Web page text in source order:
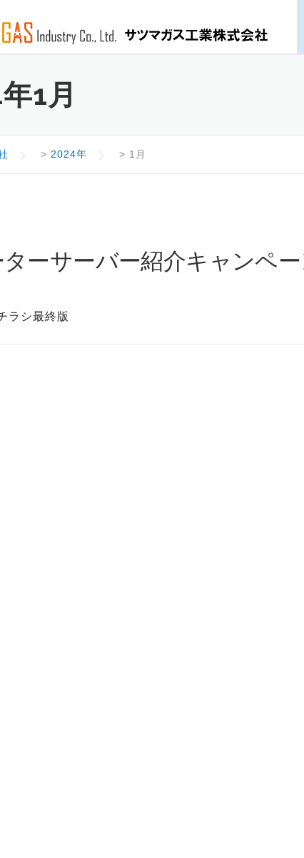
1月
> 2024年 > 1月
ーサーバー紹介キャンペ
ラシ最終版